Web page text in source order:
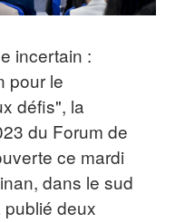
incertain :
pour le
défis", la
du Forum de
ce mardi
dans le sud
deux